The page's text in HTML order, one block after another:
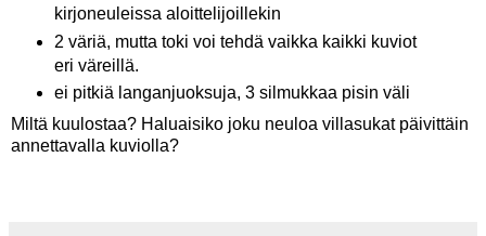
kirjoneuleissa aloittelijoillekin
2 väriä, mutta toki voi tehdä vaikka kaikki kuviot
eri väreillä.
ei pitkiä langanjuoksuja, 3 silmukkaa pisin väli
Miltä kuulostaa? Haluaisiko joku neuloa villasukat päivittäin
annettavalla kuviolla?